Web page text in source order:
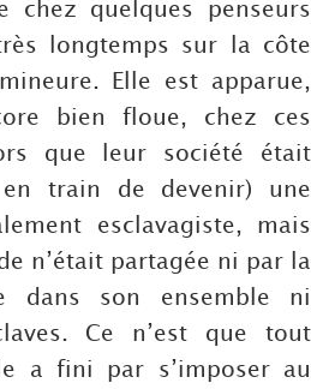
chez quelques penseurs
longtemps sur la côte
Elle est apparue,
bien floue, chez ces
que leur société était
train de devenir) une
esclavagiste, mais
n’était partagée ni par la
dans son ensemble ni
Ce n’est que tout
a fini par s’imposer au